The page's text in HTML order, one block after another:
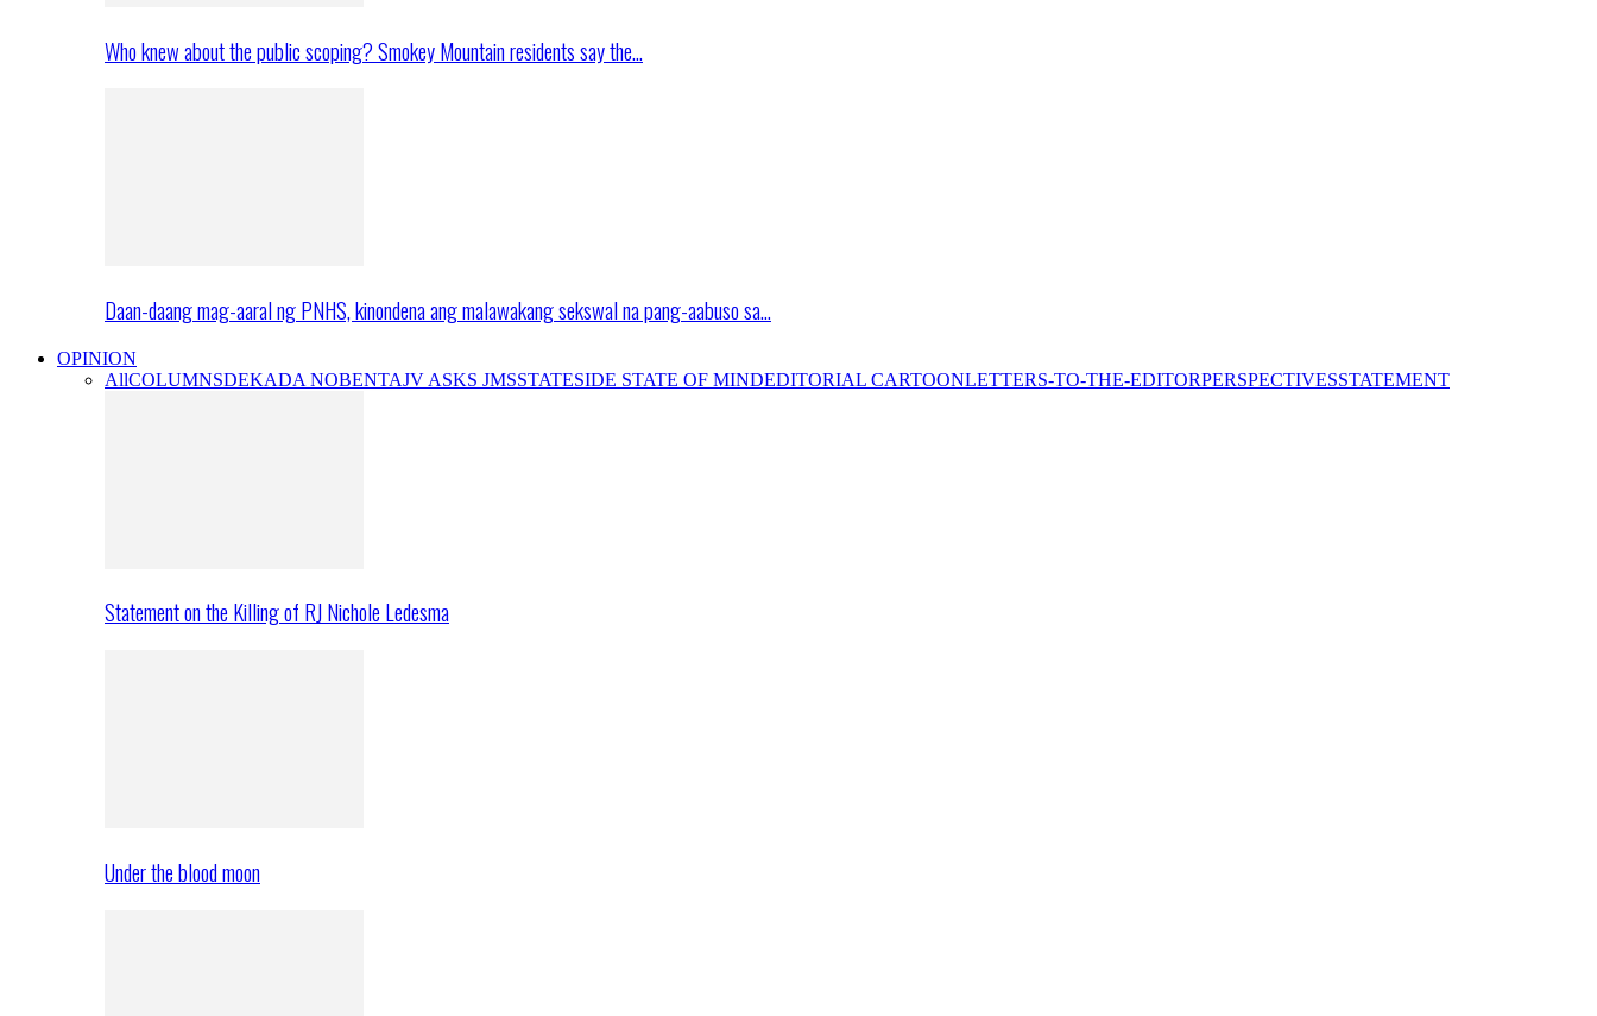
Who knew about the public scoping? Smokey Mountain residents say the…
Daan-daang mag-aaral ng PNHS, kinondena ang malawakang sekswal na pang-aabuso sa…
OPINION
AllCOLUMNSDEKADA NOBENTAJV ASKS JMSSTATESIDE STATE OF MINDEDITORIAL CARTOONLETTERS-TO-THE-EDITORPERSPECTIVESSTATEMENT
Statement on the Killing of RJ Nichole Ledesma
Under the blood moon